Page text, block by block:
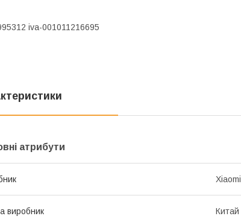
iva-001011216695
атрибути
Xiaomi
виробник Китай